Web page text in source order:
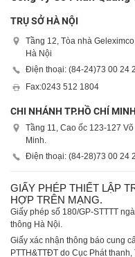
TRỤ SỞ HÀ NỘI
Tầng 12, Tòa nhà
Hà Nội
Điện thoại: (84-24)73 00 24
Fax:0243 512 1804
CHI NHÁNH TP.HỒ CHÍ MINH
Tầng 11, Cao ốc 123-127
Minh.
Điện thoại: (84-28)73 00 24
GIẤY PHÉP THIẾT LẬP
HỢP TRÊN MẠNG.
Giấy phép số 180/GP-STTTT
thông Hà Nội.
Giấy xác nhận thông báo cung
PTTH&TTĐT do Cục Phát